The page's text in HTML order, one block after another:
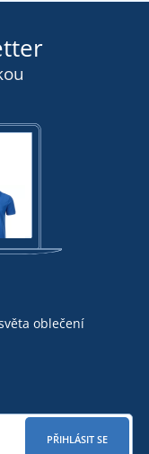
oblečení
PŘIHLÁSIT SE